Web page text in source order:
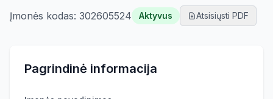
Įmonės kodas: 302605524 Aktyvus Atsisiųsti PDF
Pagrindinė informacija